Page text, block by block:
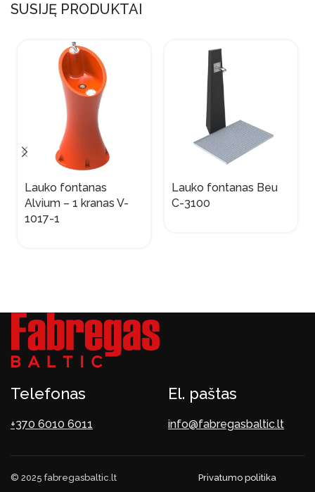
SUSIJĘ PRODUKTAI
Lauko fontanas
Alvium – 1 kranas V-
1017-1
Lauko fontanas Beu
C-3100
Telefonas
+370 6010 6011
El. paštas
info@fabregasbaltic.lt
© 2025 fabregasbaltic.lt Privatumo politika